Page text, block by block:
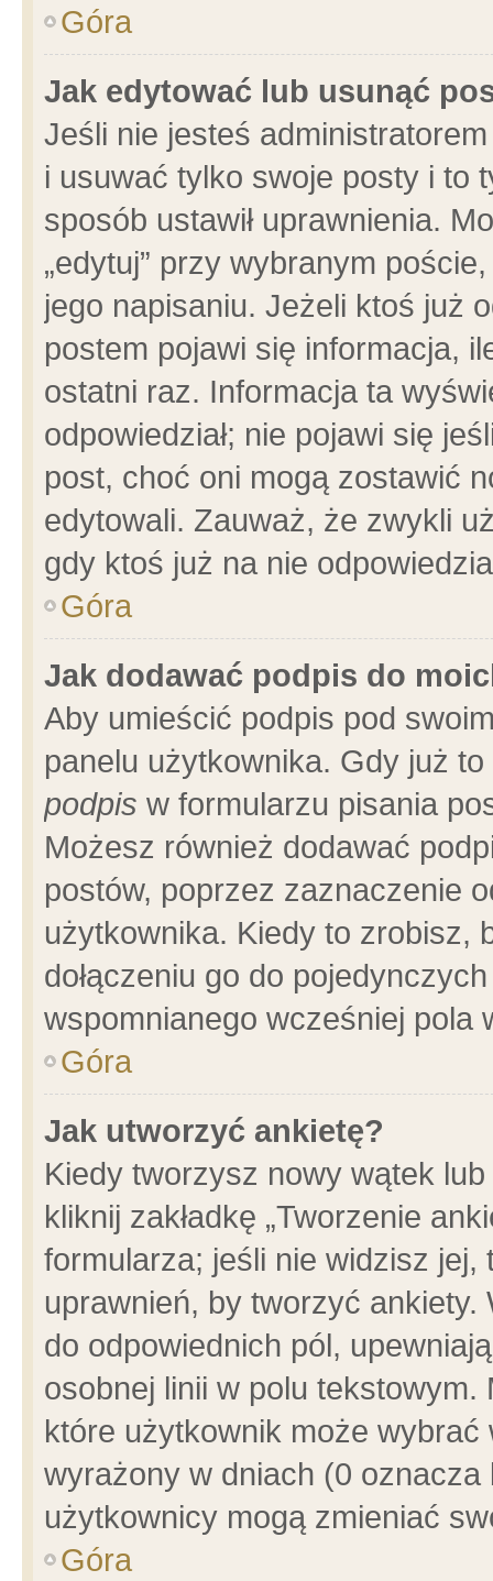
Góra
Jak edytować lub usunąć
Jeśli nie jesteś
i usuwać tylko swoje posty i to
sposób ustawił uprawnienia.
„edytuj” przy wybranym
jego napisaniu. Jeżeli ktoś już
postem pojawi się informacja,
ostatni raz. Informacja ta
odpowiedział; nie pojawi się
post, choć oni mogą zostawić
edytowali. Zauważ, że zwykli
gdy ktoś już na nie
Góra
Jak dodawać podpis do
Aby umieścić podpis pod
panelu użytkownika. Gdy już
podpis w formularzu pisania
Możesz również dodawać
postów, poprzez zaznaczenie
użytkownika. Kiedy to zrobisz,
dołączeniu go do
wspomnianego wcześniej pola
Góra
Jak utworzyć ankietę?
Kiedy tworzysz nowy wątek
kliknij zakładkę „Tworzenie
formularza; jeśli nie widzisz
uprawnień, by tworzyć ankiety.
do odpowiednich pól,
osobnej linii w polu
które użytkownik może
wyrażony w dniach (0
użytkownicy mogą zmieniać
Góra